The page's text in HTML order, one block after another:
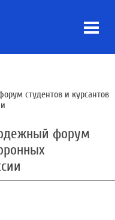
студентов и курсантов
форум